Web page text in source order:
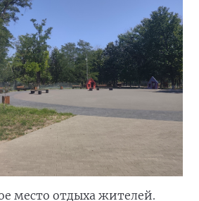
место отдыха жителей.